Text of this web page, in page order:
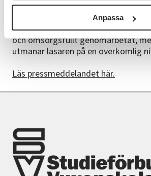
Anpassa
kärlekshistoria så är den här
läst förut. Det är nya vändningar
många hjärtliga skratt. Språket är
och omsorgsfullt genomarbetat,
utmanar läsaren på en överkomlig
Läs pressmeddelandet här.